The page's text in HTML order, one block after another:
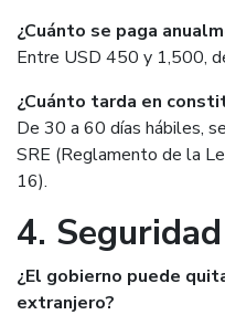
¿Cuánto se paga
Entre USD 450 y 1,500,
¿Cuánto tarda en
De 30 a 60 días hábiles,
SRE (Reglamento de la
16).
4.
¿El gobierno puede
extranjero?